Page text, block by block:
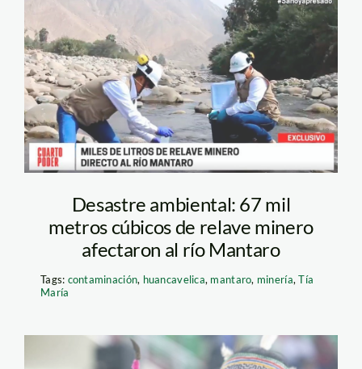
relave-minera-cobriza
Desastre ambiental: 67 mil
metros cúbicos de relave minero
afectaron al río Mantaro
Tags: contaminación, huancavelica, mantaro, minería,Tía
María